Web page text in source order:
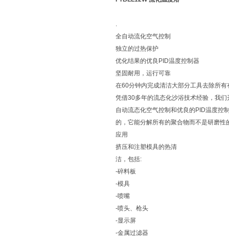
.
全自动流化空气控制
独立的过热保护
优化结果的优良PID温度控制器
坚固耐用，运行可靠
在60分钟内完成清洁大部分工具去除所
凭借30多年的流态化沙浴技术经验，我
自动流态化空气控制和优良的PID温度控
的，它能分解所有的聚合物而不是研磨
应用
挤压和注塑模具的热清
洁，包括:
-碎料板
-模具
-喷嘴
-喷头、枪头
-显示屏
-金属过滤器